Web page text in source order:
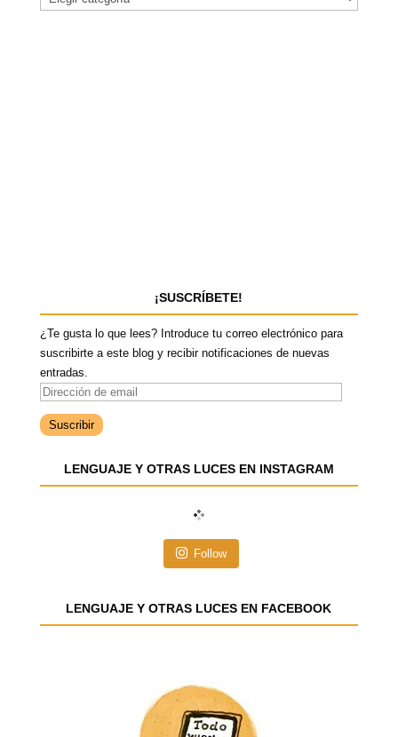
¡SUSCRÍBETE!
¿Te gusta lo que lees? Introduce tu correo electrónico para
suscribirte a este blog y recibir notificaciones de nuevas
entradas.
D
r
c
m
LENGUAJE Y OTRAS LUCES EN INSTAGRAM
Follow
LENGUAJE Y OTRAS LUCES EN FACEBOOK